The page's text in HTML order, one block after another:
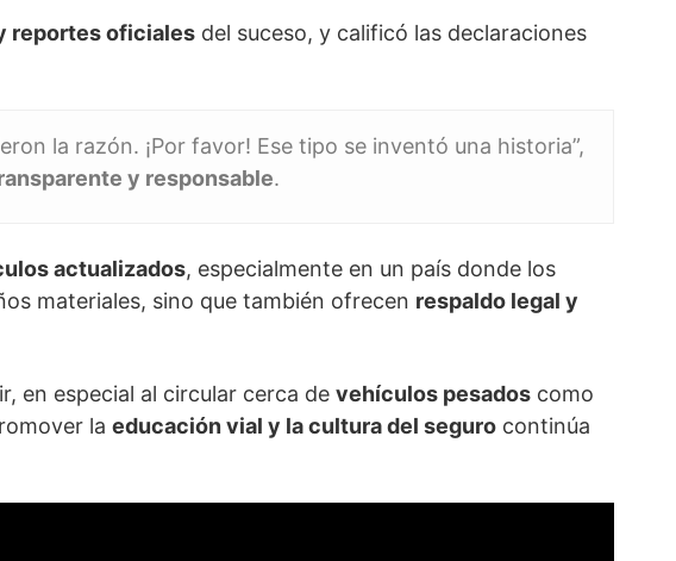
reportes oficiales del suceso, y calificó las declaraciones
la razón. ¡Por favor! Ese tipo se inventó una historia”,
y responsable.
actualizados, especialmente en un país donde los
materiales, sino que también ofrecen respaldo legal y
en especial al circular cerca de vehículos pesados como
la educación vial y la cultura del seguro continúa